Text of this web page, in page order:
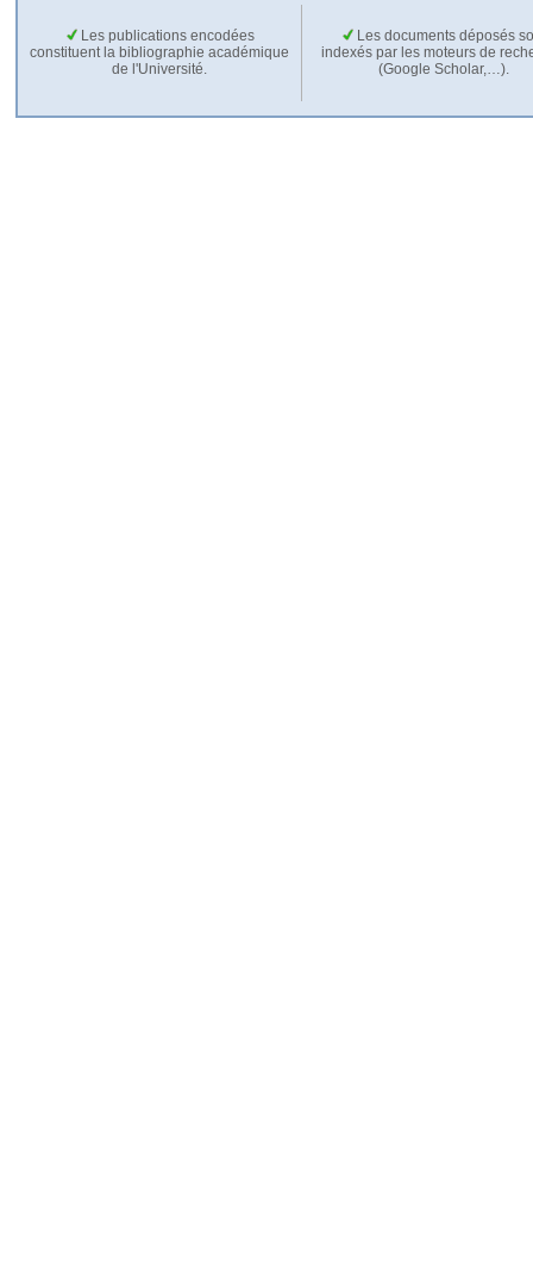
Les publications encodées
constituent la bibliographie académique
de l'Université.
Les documents déposés
indexés par les moteurs de
(Google Scholar,…).